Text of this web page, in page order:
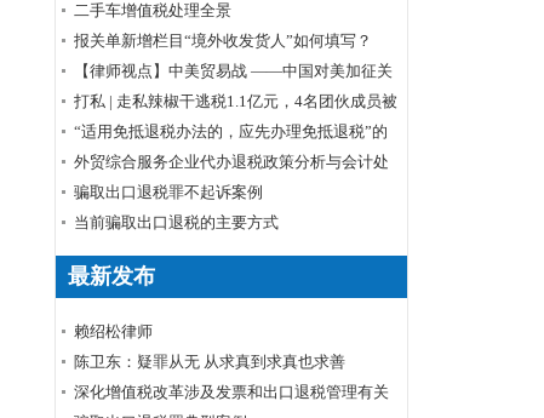
​二手车增值税处理全景
报关单新增栏目“境外收发货人”如何填写？
【律师视点】中美贸易战 ——中国对美加征关
税清单商品排除申请程序
打私 | 走私辣椒干逃税1.1亿元，4名团伙成员被
起诉
“适用免抵退税办法的，应先办理免抵退税”的
理解
外贸综合服务企业代办退税政策分析与会计处
理
骗取出口退税罪不起诉案例
当前骗取出口退税的主要方式
最新发布
赖绍松律师
陈卫东：疑罪从无 从求真到求真也求善
深化增值税改革涉及发票和出口退税管理有关